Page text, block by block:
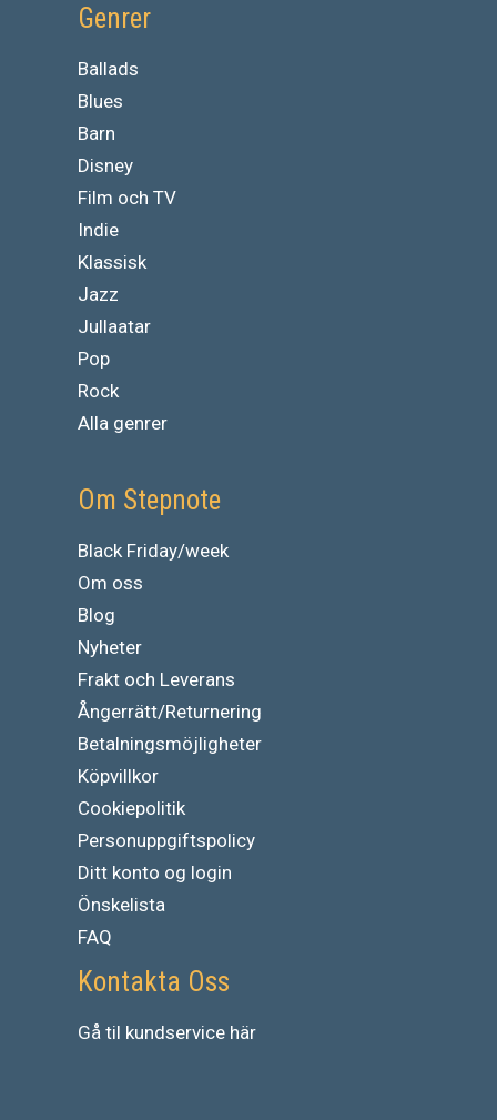
Genrer
Ballads
Blues
Barn
Disney
Film och TV
Indie
Klassisk
Jazz
Jullaatar
Pop
Rock
Alla genrer
Om Stepnote
Black Friday/week
Om oss
Blog
Nyheter
Frakt och Leverans
Ångerrätt/Returnering
Betalningsmöjligheter
Köpvillkor
Cookiepolitik
Personuppgiftspolicy
Ditt konto og login
Önskelista
FAQ
Kontakta Oss
Gå til kundservice här